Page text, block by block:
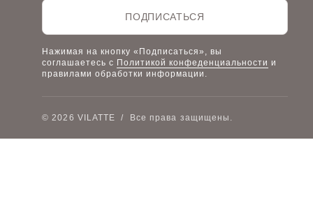
Наш розничный интернет-магазин
ПОДПИСАТЬСЯ
Нажимая на кнопку «Подписаться», вы
соглашаетесь с Политикой конфеденциальности и
правилами обработки информации.
© 2026 VILATTE / Все права защищены.